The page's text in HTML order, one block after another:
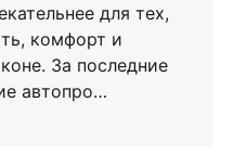
для тех,
комфорт и
За последние
автопро…